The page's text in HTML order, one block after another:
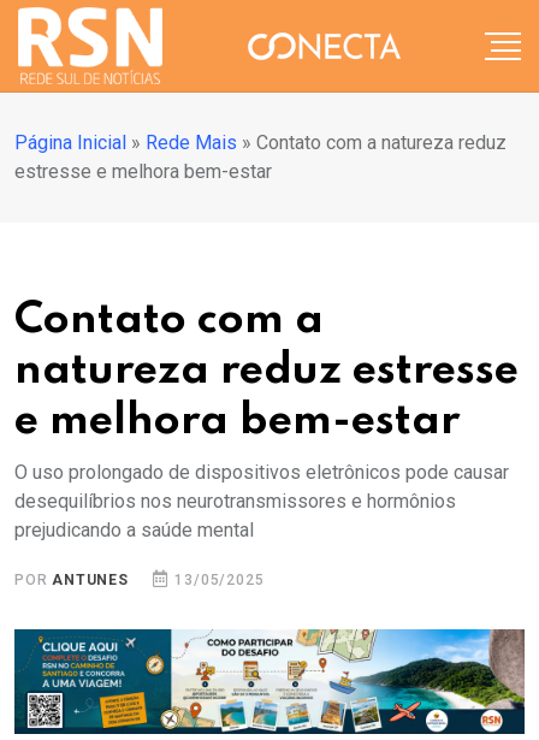
Página Inicial » Rede Mais » Contato com a natureza reduz
estresse e melhora bem-estar
Contato com a
natureza reduz estresse
e melhora bem-estar
O uso prolongado de dispositivos eletrônicos pode causar
desequilíbrios nos neurotransmissores e hormônios
prejudicando a saúde mental
PORANTUNES 13/05/2025